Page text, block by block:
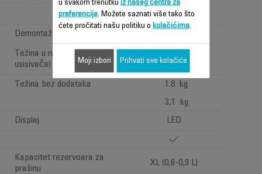
7
Demontažna baterija
Težina u ruci (težina ručnog
usisivača)
Standard >1,6kg
Težina bez dodataka
1.8 kg
3,1 kg
Displej
LED
Kapacitet rezervoara za
prašinu
XL (0,6-0,9 L)
u svakom trenutku iz našeg centra za
preferencije. Možete saznati više tako što
ćete pročitati našu politiku o kolačićima.
Moji izbori Prihvati sve kolačiće